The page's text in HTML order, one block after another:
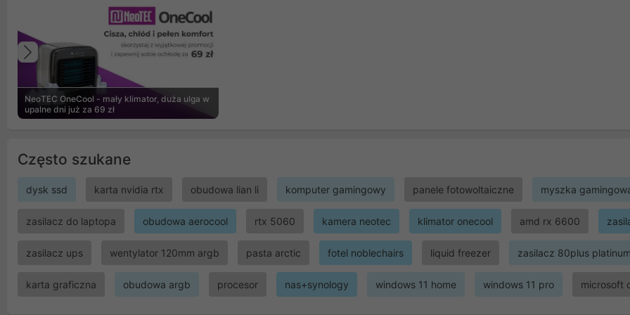
NeoTEC OneCool - mały klimator, duża ulga w
upalne dni już za 69 zł
Poprzedni
Często szukane
dysk ssd karta nvidia rtx obudowa lian li komputer gamingowy panele fotowoltaiczne myszka
zasilacz do laptopa obudowa aerocool rtx 5060 kamera neotec klimator onecool amd rx 6600
zasilacz ups wentylator 120mm argb pasta arctic fotel noblechairs liquid freezer zasilacz 80plus platinum
karta graficzna obudowa argb procesor nas+synology windows 11 home windows 11 pro microsoft